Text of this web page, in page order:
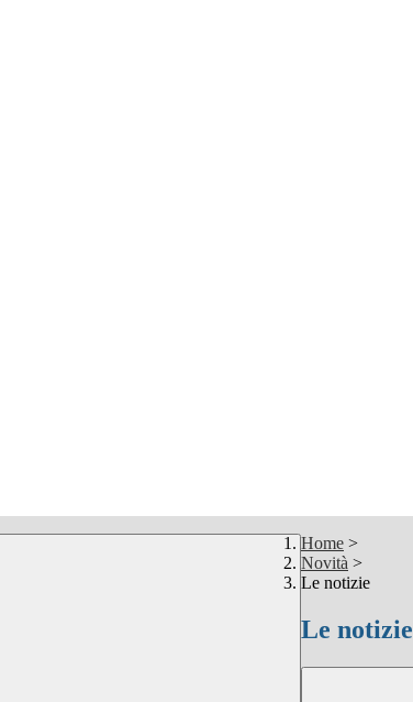
Home >
Novità >
Le notizie
Le notizie